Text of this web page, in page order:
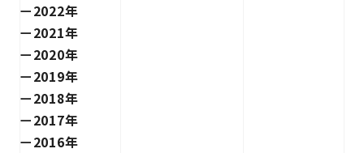
2022年
2021年
2020年
2019年
2018年
2017年
2016年